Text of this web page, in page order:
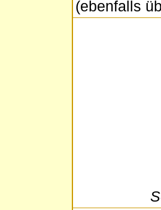
(ebenfalls